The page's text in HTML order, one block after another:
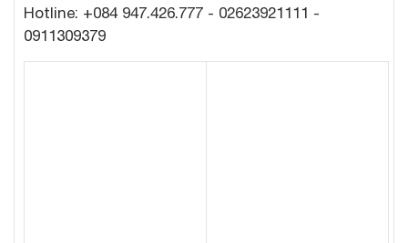
Hotline: +084 947.426.777 - 02623921111 -
0911309379